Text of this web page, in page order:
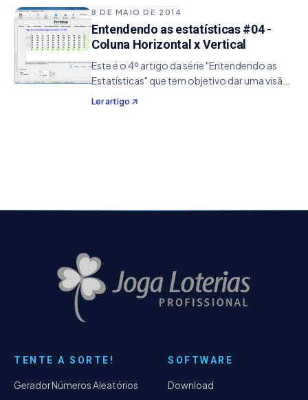
de seus jogos. 1. Informações Estatística…
8 DE MAIO DE 2014
Entendendo as estatísticas #04 -
Coluna Horizontal x Vertical
Este é o 4º artigo da série "Entendendo as
Estatísticas" que tem objetivo dar uma visão
de conceito da sua utilização, ajudando de
um modo específico no aperfeiçoamento
Ler artigo
TENTE A SORTE!
Gerador Números Aleatórios
SOFTWARE
Download